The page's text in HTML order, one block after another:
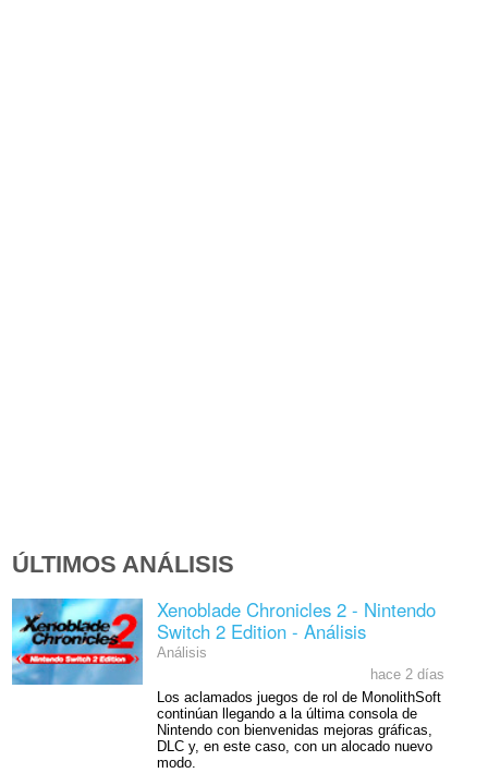
ÚLTIMOS ANÁLISIS
Xenoblade Chronicles 2 - Nintendo
Switch 2 Edition - Análisis
Análisis
hace 2 días
Los aclamados juegos de rol de MonolithSoft
continúan llegando a la última consola de
Nintendo con bienvenidas mejoras gráficas,
DLC y, en este caso, con un alocado nuevo
modo.